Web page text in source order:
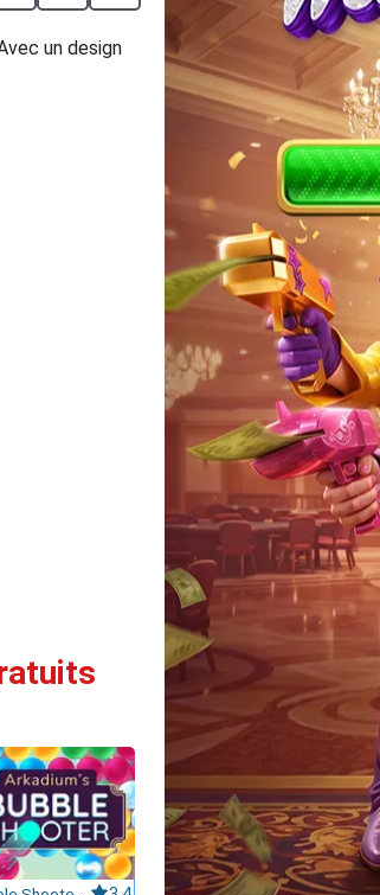
un design